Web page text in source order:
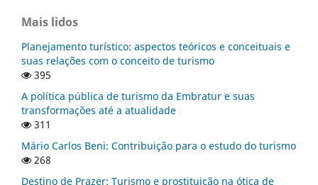
Mais lidos
Planejamento turístico: aspectos teóricos e conceituais e
suas relações com o conceito de turismo
395
A política pública de turismo da Embratur e suas
transformações até a atualidade
311
Mário Carlos Beni: Contribuição para o estudo do turismo
268
Destino de Prazer: Turismo e prostituição na ótica de